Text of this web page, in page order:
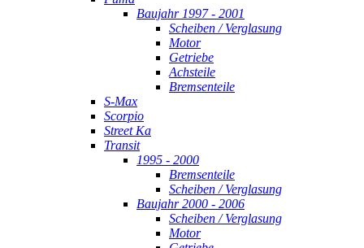
Baujahr 1997 - 2001
Scheiben / Verglasung
Motor
Getriebe
Achsteile
Bremsenteile
S-Max
Scorpio
Street Ka
Transit
1995 - 2000
Bremsenteile
Scheiben / Verglasung
Baujahr 2000 - 2006
Scheiben / Verglasung
Motor